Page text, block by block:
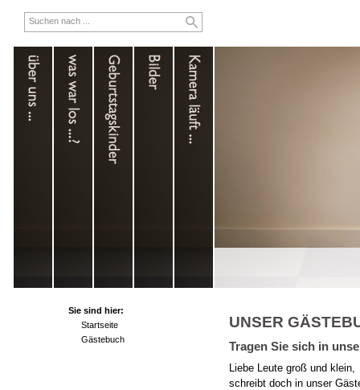
Sie sind hier:
Startseite
Gästebuch
UNSER
Tragen Sie sich in
Liebe Leute groß und klein,
schreibt doch in unser